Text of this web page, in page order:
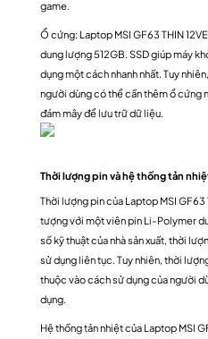
game.
Ổ cứng: Laptop MSI GF63 THIN
dung lượng 512GB. SSD giúp máy
dụng một cách nhanh nhất. Tuy
người dùng có thể cần thêm ổ cứng
đám mây để lưu trữ dữ liệu.
Thời lượng pin và hệ thống tản
Thời lượng pin của Laptop MSI GF63
tượng với một viên pin Li-Polymer
số kỹ thuật của nhà sản xuất, thời
sử dụng liên tục. Tuy nhiên, thời
thuộc vào cách sử dụng của người
dụng.
Hệ thống tản nhiệt của Laptop MSI